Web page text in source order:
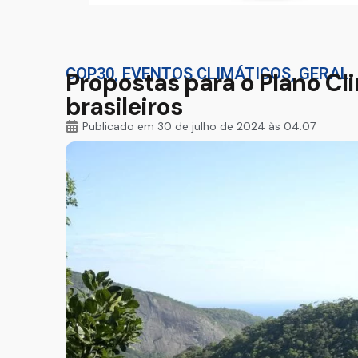
COP30, EVENTOS CLIMÁTICOS,GERAL,
Propostas para o Plano
brasileiros
Publicado em 30 de julho de 2024 às 04:07